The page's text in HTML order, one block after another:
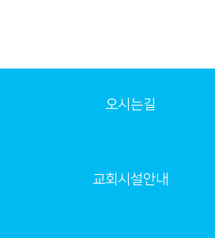
오시는길
교회시설안내